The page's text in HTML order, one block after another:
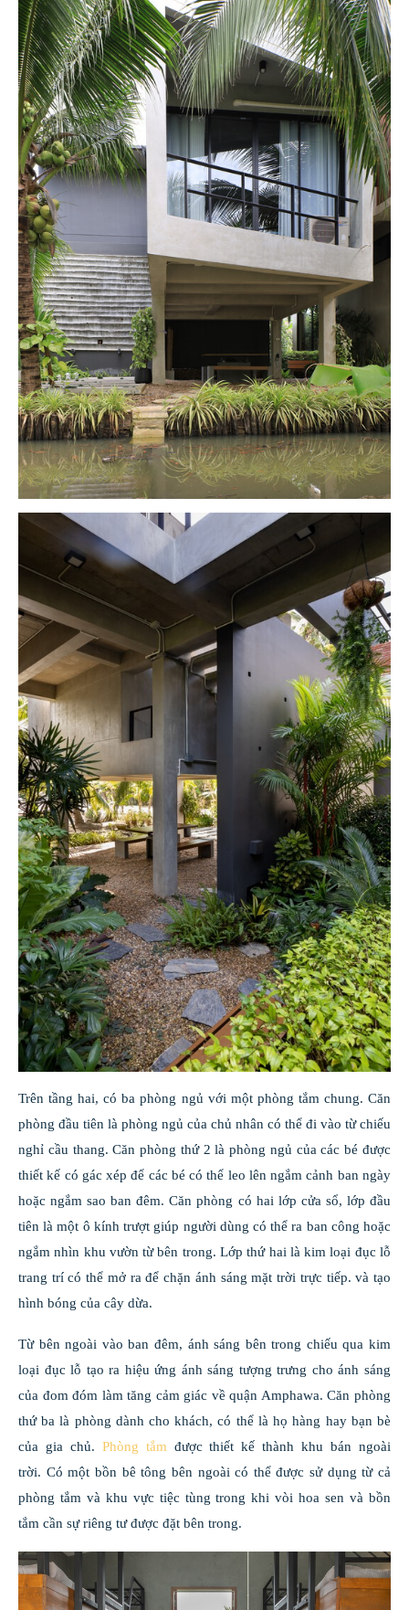
Trên tầng hai, có ba phòng ngủ với một phòng tắm chung. Căn
phòng đầu tiên là phòng ngủ của chủ nhân có thể đi vào từ chiếu
nghỉ cầu thang. Căn phòng thứ 2 là phòng ngủ của các bé được
thiết kế có gác xép để các bé có thể leo lên ngắm cảnh ban ngày
hoặc ngắm sao ban đêm. Căn phòng có hai lớp cửa sổ, lớp đầu
tiên là một ô kính trượt giúp người dùng có thể ra ban công hoặc
ngắm nhìn khu vườn từ bên trong. Lớp thứ hai là kim loại đục lỗ
trang trí có thể mở ra để chặn ánh sáng mặt trời trực tiếp. và tạo
hình bóng của cây dừa.
Từ bên ngoài vào ban đêm, ánh sáng bên trong chiếu qua kim
loại đục lỗ tạo ra hiệu ứng ánh sáng tượng trưng cho ánh sáng
của đom đóm làm tăng cảm giác về quận Amphawa. Căn phòng
thứ ba là phòng dành cho khách, có thể là họ hàng hay bạn bè
của gia chủ. Phòng tắmđược thiết kế thành khu bán ngoài
trời. Có một bồn bê tông bên ngoài có thể được sử dụng từ cả
phòng tắm và khu vực tiệc tùng trong khi vòi hoa sen và bồn
tắm cần sự riêng tư được đặt bên trong.